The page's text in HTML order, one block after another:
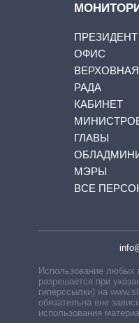
ПРЕЗИДЕНТ
ОФИС
ВЕРХОВНАЯ
РАДА
КАБИНЕТ
ГЛАВЫ
МЭРЫ
ВСЕ
Использование любых
разрешается при
гиперссылки) на
обязательна вне
использования